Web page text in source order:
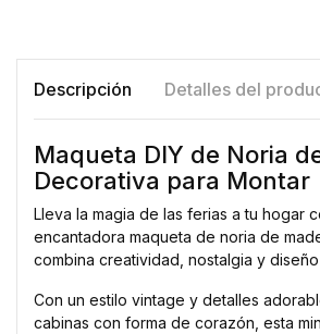
Descripción Detalles del
Maqueta DIY de Noria
Decorativa para Montar
Lleva la magia de las ferias a tu hogar
encantadora maqueta de noria de
combina creatividad, nostalgia y diseño
Con un estilo vintage y detalles
cabinas con forma de corazón, esta